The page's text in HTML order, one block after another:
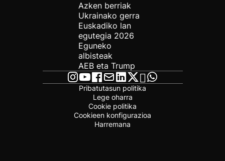
Azken berriak
Ukrainako gerra
Euskadiko lan
egutegia 2026
Eguneko
albisteak
AEB eta Trump
Pribatutasun politika
Lege oharra
Cookie politika
Cookieen konfigurazioa
Harremana